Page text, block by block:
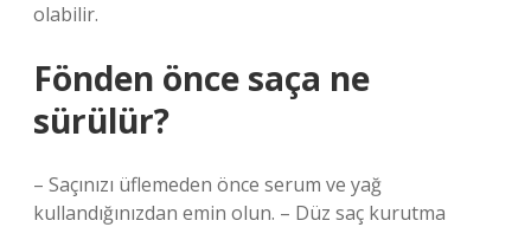
olabilir.
Fönden önce saça ne
sürülür?
– Saçınızı üflemeden önce serum ve yağ
kullandığınızdan emin olun. – Düz saç kurutma